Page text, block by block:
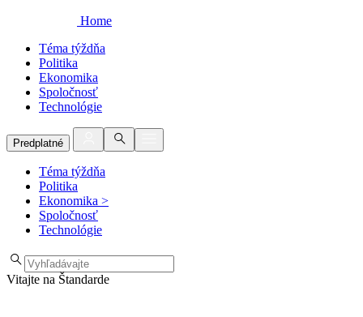
Home
Téma týždňa
Politika
Ekonomika
Spoločnosť
Technológie
Predplatné
Téma týždňa
Politika
Ekonomika >
Spoločnosť
Technológie
Vitajte na Štandarde